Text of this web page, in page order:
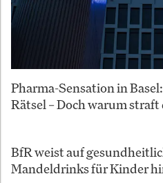
Pharma-Sensation in
Rätsel – Doch warum
BfR weist auf
Mandeldrinks für Kinder